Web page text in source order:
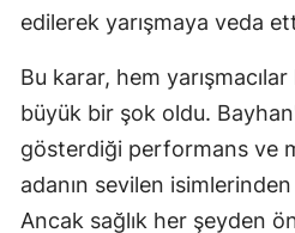
edilerek yarışmaya veda
Bu karar, hem
büyük bir şok oldu.
gösterdiği performans ve
adanın sevilen
Ancak sağlık her şeyden